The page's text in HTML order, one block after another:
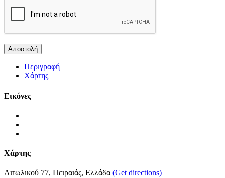
Περιγραφή
Χάρτης
Εικόνες
Χάρτης
Αιτωλικού 77, Πειραιάς, Ελλάδα (Get directions)